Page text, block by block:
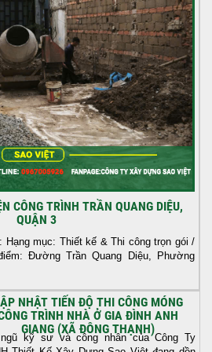
CÔNG TRÌNH TRẦN QUANG DIỆU,
QUẬN 3
Hạng mục: Thiết kế & Thi công trọn gói /
Đường Trần Quang Diệu, Phường
NHẬT TIẾN ĐỘ THI CÔNG MÓNG
TRÌNH NHÀ Ở GIA ĐÌNH ANH
GIANG (XÃ ĐÔNG THẠNH)
kỹ sư và công nhân của Công Ty